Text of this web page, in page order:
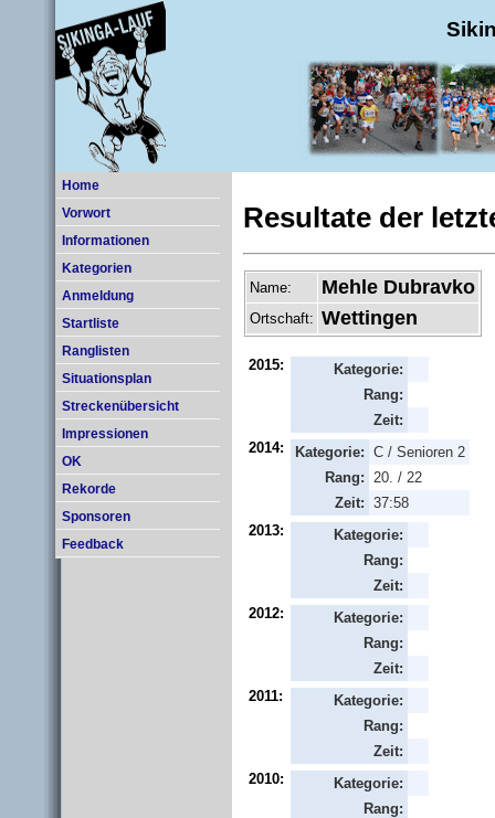
Home
Vorwort
Informationen
Kategorien
Anmeldung
Startliste
Ranglisten
Situationsplan
Streckenübersicht
Impressionen
OK
Rekorde
Sponsoren
Feedback
Resultate der
Name: Mehle Dubravko
Ortschaft: Wettingen
2015:
Kategorie:
Rang:
Zeit:
2014:
Kategorie: C / Senioren 2
Rang:
20. / 22
Zeit: 37:58
2013:
Kategorie:
Rang:
Zeit:
2012:
Kategorie:
Rang:
Zeit:
2011:
Kategorie:
Rang:
Zeit:
2010:
Kategorie:
Rang: